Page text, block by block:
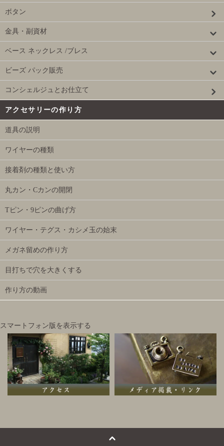
ボタン
金具・副資材
ベース ネックレス /ブレス
ビーズ パック販売
コンシェルジュとお仕立て
アクセサリーの作り方
道具の説明
ワイヤーの種類
接着剤の種類と使い方
丸カン・Cカンの開閉
Tピン・9ピンの曲げ方
ワイヤー・テグス・カシメ玉の始末
メガネ留めの作り方
目打ちで穴を大きくする
作り方の動画
スマートフォン版を表示する